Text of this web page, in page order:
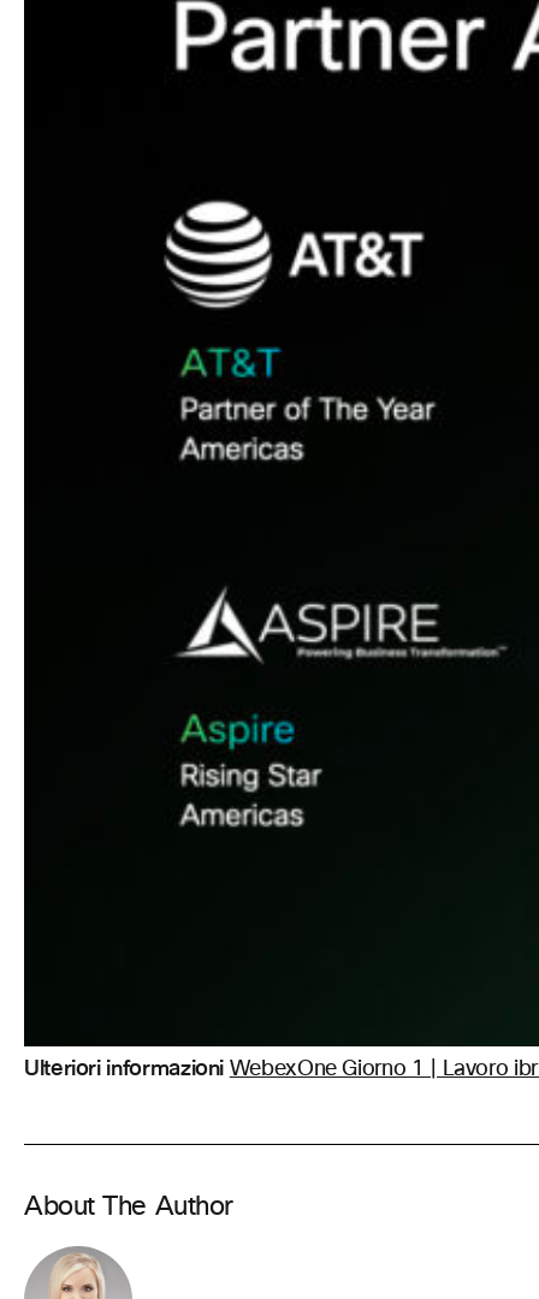
Ulteriori informazioni WebexOne Giorno 1 | Lavoro
About The Author